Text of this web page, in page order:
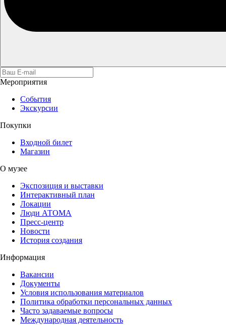
Мероприятия
События
Экскурсии
Покупки
Входной билет
Магазин
О музее
Экспозиция и выставки
Интерактивный план
Локации
Люди АТОМА
Пресс-центр
Новости
История создания
Информация
Вакансии
Документы
Условия использования материалов
Политика обработки персональных данных
Часто задаваемые вопросы
Международная деятельность